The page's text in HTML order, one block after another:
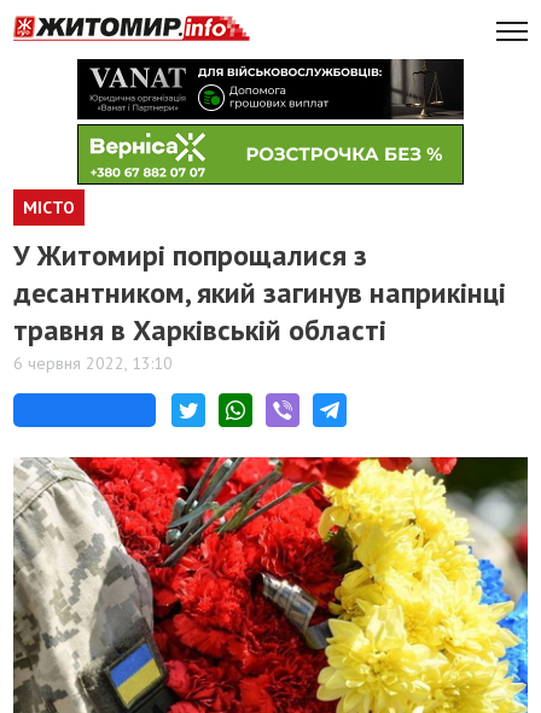
МІСТО
У Житомирі попрощалися з
десантником, який загинув наприкінці
травня в Харківській області
6 червня 2022, 13:10